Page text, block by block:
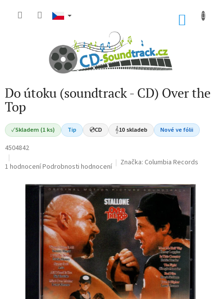
Do útoku (soundtrack - CD) Over the
Top
✓Skladem (1 ks) Tip 💿CD 𝄞10 skladeb Nové ve fólii
4504842
Průměrné
produktu
1 hodnoceníPodrobnosti hodnocení Značka: Columbia Records